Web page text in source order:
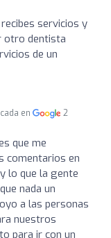
servicios y
otro dentista
de un
en
2
que me
comentarios en
lo que la gente
nada un
a las personas
nuestros
para ir con un